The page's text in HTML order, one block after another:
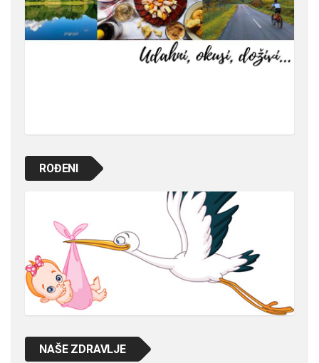
ROĐENI
NAŠE ZDRAVLJE